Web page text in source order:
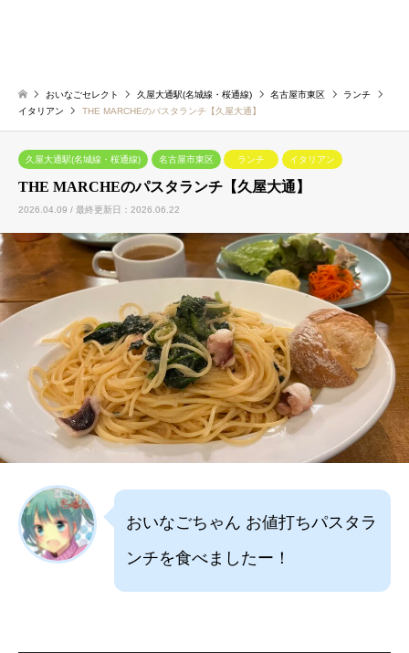
おいなごセレクト 久屋大通駅(名城線・桜通線) 名古屋市東区
ランチ
イタリアン
THE MARCHEのパスタランチ【久屋大通】
久屋大通駅(名城線・桜通線) 名古屋市東区 ランチ イタリアン
THE MARCHEのパスタランチ【久屋大通】
2026.04.09 / 最終更新日：2026.06.22
おいなごちゃん お値打ちパスタラ
ンチを食べましたー！